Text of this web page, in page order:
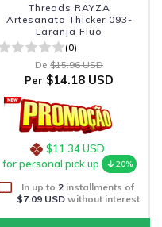
Threads RAYZA
Artesanato Thicker 093-
Laranja Fluo
(0)
De $15.96 USD
Per $14.18 USD
$11.34 USD
for personal pick up
20%
In up to 2 installments of
$7.09 USDwithout interest